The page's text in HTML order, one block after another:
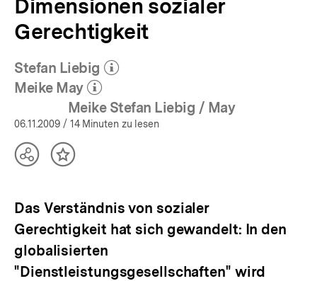
Dimensionen sozialer
Gerechtigkeit
Stefan Liebig
(Mehr zum Autor)
öffnen
Meike May
(Mehr zum Autor)
öffnen
Meike Stefan Liebig / May
06.11.2009 / 14 Minuten zu lesen
TeilenInhalt
Das Verständnis von sozialer
Gerechtigkeit hat sich gewandelt: In den
globalisierten
"Dienstleistungsgesellschaften" wird